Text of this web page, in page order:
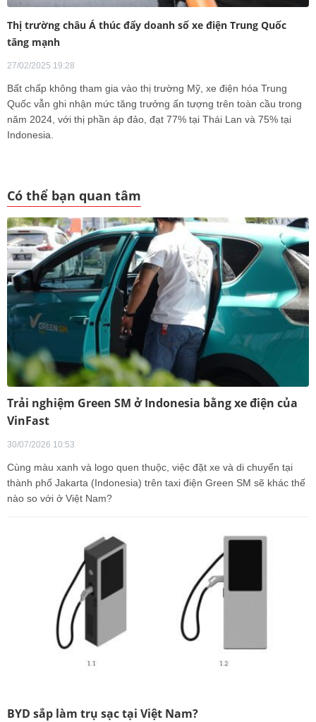
Thị trường châu Á thúc đẩy doanh số xe điện Trung Quốc
tăng mạnh
27/02/2025 19:28
Bất chấp không tham gia vào thị trường Mỹ, xe điện hóa Trung
Quốc vẫn ghi nhận mức tăng trưởng ấn tượng trên toàn cầu trong
năm 2024, với thị phần áp đảo, đạt 77% tại Thái Lan và 75% tại
Indonesia.
Có thể bạn quan tâm
Trải nghiệm Green SM ở Indonesia bằng xe điện của
VinFast
30/07/2026 10:53
Cùng màu xanh và logo quen thuộc, việc đặt xe và di chuyển tại
thành phố Jakarta (Indonesia) trên taxi điện Green SM sẽ khác thế
nào so với ở Việt Nam?
BYD sắp làm trụ sạc tại Việt Nam?